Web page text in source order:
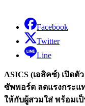
Facebook
Twitter
Line
ASICS (เอสิคซ์) เปิดตั
ซัพพอร์ต ลดแรงกระ
ให้กับผู้สวมใส่ พร้อมเ